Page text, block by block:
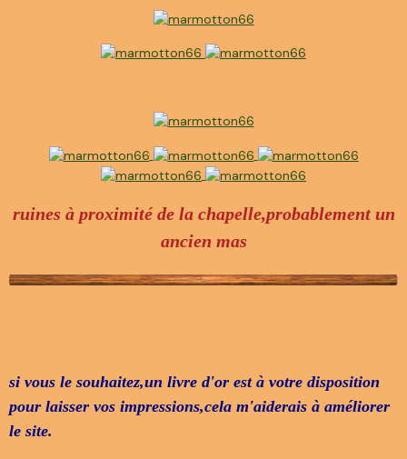
ruines à proximité de la chapelle,probablement un
ancien mas
si vous le souhaitez,un livre d'or est à votre disposition
pour laisser vos impressions,cela m'aiderais à améliorer
le site.